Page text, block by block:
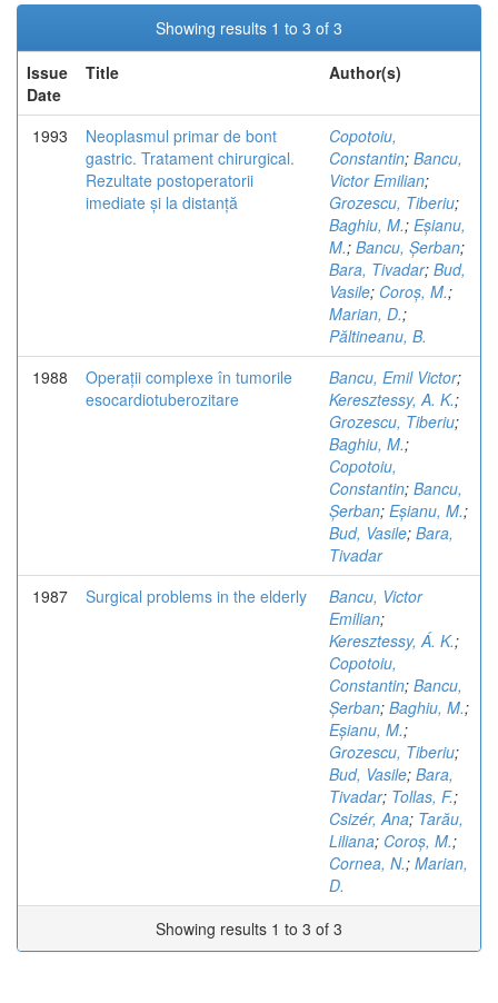
Showing results 1 to 3 of 3
Issue
Date
Title Author(s)
1993
Neoplasmul primar de bont
gastric. Tratament chirurgical.
Rezultate postoperatorii
imediate și la distanță
Copotoiu,
Constantin; Bancu,
Victor Emilian;
Grozescu, Tiberiu;
Baghiu, M.; Eșianu,
M.; Bancu, Șerban;
Bara, Tivadar; Bud,
Vasile; Coroș, M.;
Marian, D.;
Păltineanu, B.
1988
Operații complexe în tumorile
esocardiotuberozitare
Bancu, Emil Victor;
Keresztessy, A. K.;
Grozescu, Tiberiu;
Baghiu, M.;
Copotoiu,
Constantin; Bancu,
Șerban; Eșianu, M.;
Bud, Vasile; Bara,
Tivadar
1987
Surgical problems in the elderly
Bancu, Victor
Emilian;
Keresztessy, Á. K.;
Copotoiu,
Constantin; Bancu,
Șerban; Baghiu, M.;
Eșianu, M.;
Grozescu, Tiberiu;
Bud, Vasile; Bara,
Tivadar; Tollas, F.;
Csizér, Ana; Tarău,
Liliana; Coroș, M.;
Cornea, N.; Marian,
D.
Showing results 1 to 3 of 3